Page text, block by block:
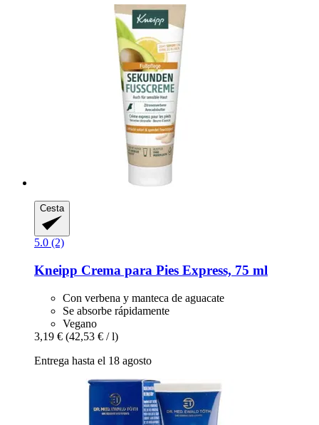
Cesta
5.0 (2)
Kneipp Crema para Pies Express, 75 ml
Con verbena y manteca de aguacate
Se absorbe rápidamente
Vegano
3,19 € (42,53 € / l)
Entrega hasta el 18 agosto